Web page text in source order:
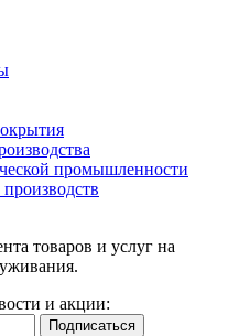
промышленности
товаров и услуг на
и акции: